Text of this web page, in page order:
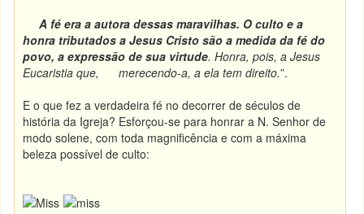
A fé era a autora dessas maravilhas. O culto e a
honra tributados a Jesus Cristo são a medida da fé do
povo, a expressão de sua virtude. Honra, pois, a Jesus
Eucaristia que, merecendo-a, a ela tem direito.”.
E o que fez a verdadeira fé no decorrer de séculos de
história da Igreja? Esforçou-se para honrar a N. Senhor de
modo solene, com toda magnificência e com a máxima
beleza possível de culto: